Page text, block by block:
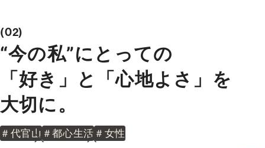
02
“今の私”にとっての
「好き」と「心地よさ」を
大切に。
＃代官山 ＃都心生活 ＃女性
受付時間 9:00～21:00
TEL：03-6629-4880
FAX：03-5711-8828